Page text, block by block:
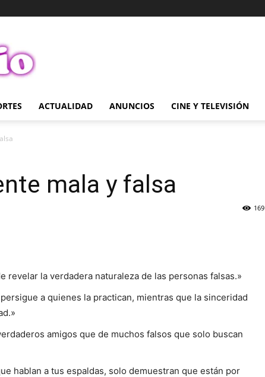
ACTUALIDAD ANUNCIOS CINE Y TELEVISIÓN
mala y falsa
169
revelar la verdadera naturaleza de las personas falsas.»
a quienes la practican, mientras que la sinceridad
amigos que de muchos falsos que solo buscan
hablan a tus espaldas, solo demuestran que están por